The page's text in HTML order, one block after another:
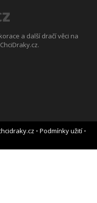
a další dračí věci na
• Podmínky užití •